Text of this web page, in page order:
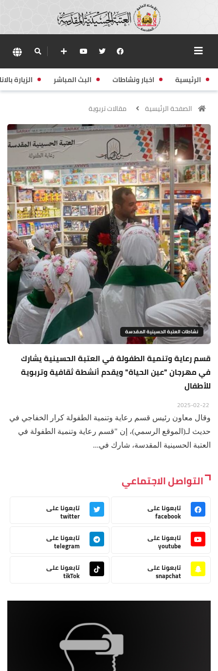
الرئيسية اخبار ونشاطات البث المباشر الزيارة
الصفحة الرئيسية مقالات تربوية
نشاطات العتبة الحسينية المقدسة
قسم رعاية وتنمية الطفولة في العتبة الحسينية يشارك
في مهرجان "عين الحياة" ويقدم أنشطة ثقافية وتربوية
للأطفال
وقال معاون رئيس قسم رعاية وتنمية الطفولة كرار الخفاجي في
حديث لـ(الموقع الرسمي)، إن "قسم رعاية وتنمية الطفولة في
العتبة الحسينية المقدسة، شارك في...
التواصل الاجتماعي
تابعونا على
facebook
تابعونا على
twitter
تابعونا على
youtube
تابعونا على
telegram
تابعونا على
snapchat
تابعونا على
tikTok